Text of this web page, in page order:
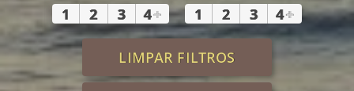
1 2 3 4+ 1 2 3 4+
LIMPAR FILTROS